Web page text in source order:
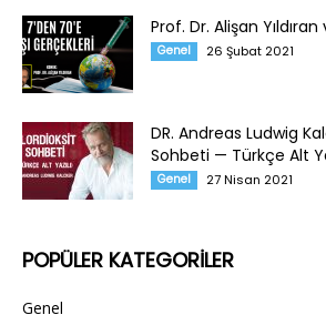
Prof. Dr. Alişan
Genel 26 Şubat 2021
DR. Andreas Ludwig
Sohbeti — Türkçe Alt
Genel 27 Nisan 2021
POPÜLER KATEGORİLER
Genel